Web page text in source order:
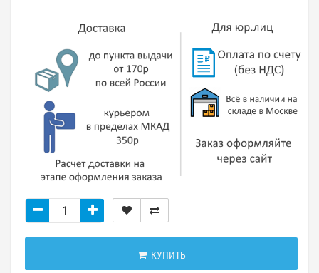
КУПИТЬ